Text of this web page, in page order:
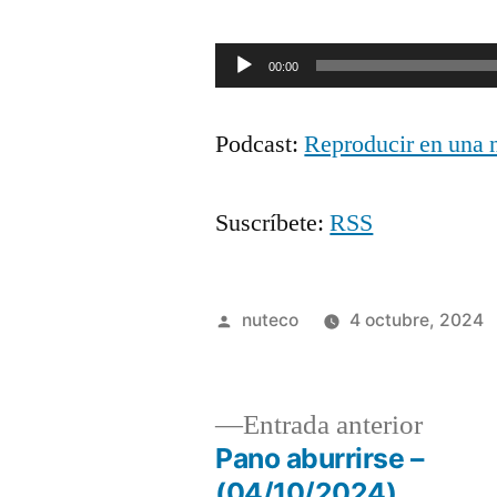
Reproductor
audio
00:00
Podcast:Reproducir en una
Suscríbete:RSS
Publicada
nuteco 4 octubre, 2024
Entrada anteriorEntrada
Pano aburrirse –